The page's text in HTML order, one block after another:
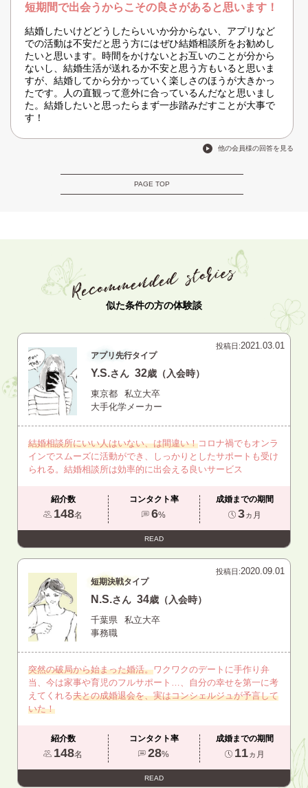
短期間で出会うからこその良さがあると思います！
結婚したいけどどうしたらいいか分からない、アプリなど
での活動は不安だと思う方にはぜひ結婚相談所をお勧めし
たいと思います。時間をかけないとお互いのことが分から
ないし、結婚生活が送れるか不安と思う方もいると思いま
すが、結婚してから分かっていく楽しさのほうが大きかっ
たです。人の直観って意外に合っているんだなと思いまし
た。結婚したいと思ったらまず一歩踏みだすことが大事で
す！
他の会員様の回答を見る
PAGE TOP
似た条件の方の体験談
投稿日:2021.03.01
アプリ先行タイプ
Y.S.さん 32歳（入会時）
東京都
私立大卒
大手化学メーカー
結婚相談所にいい人はいない、は間違い！コロナ禍でもオンラ
インでスムーズに活動ができ、しっかりとしたサポートも受け
られる。結婚相談所は効率的に出会える良いサービス
紹介数
148名
コンタクト率
6%
成婚までの期間
3ヵ月
READ
投稿日:2020.09.01
短期決戦タイプ
N.S.さん 34歳（入会時）
千葉県
私立大卒
事務職
突然の破局から始まった婚活。ワクワクのデートに手作り弁
当、今は家事や育児のフルサポート…、自分の幸せを第一に考
えてくれる夫との成婚退会を、実はコンシェルジュが予言して
いた！
紹介数
148名
コンタクト率
28%
成婚までの期間
11ヵ月
READ